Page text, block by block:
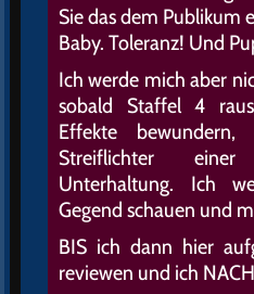
Sie das dem Publikum
Baby. Toleranz! Und
Ich werde mich aber
sobald Staffel 4
Effekte
Streiflichter
Unterhaltung. Ich
Gegend schauen und
BIS ich dann hier
reviewen und ich